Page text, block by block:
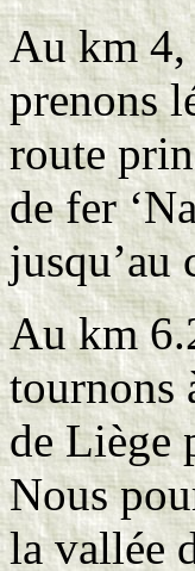
Au km 4,
prenons
route
de fer
jusqu’au
Au km
tournons
de Liège
Nous
la vallée